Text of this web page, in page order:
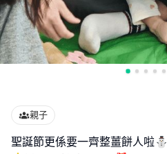
親子
聖誕節更係要一齊整薑餅人啦⛄